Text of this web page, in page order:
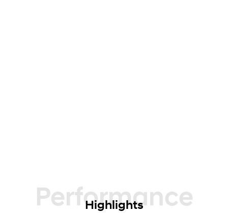
Performance
Highlights